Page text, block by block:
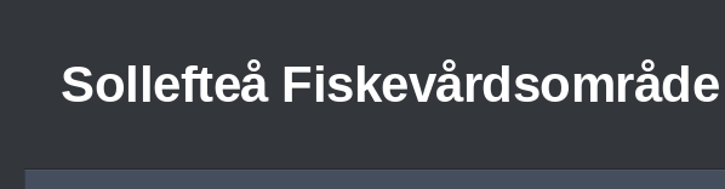
Sollefteå Fiskevårdsområde